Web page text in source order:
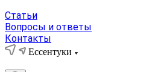
Статьи
Вопросы и ответы
Контакты
Ессентуки